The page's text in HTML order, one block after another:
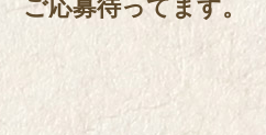
ご応募待ってます。